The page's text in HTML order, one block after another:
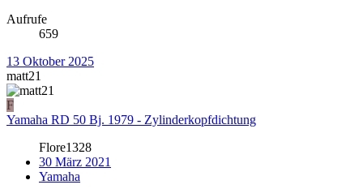
Aufrufe
659
13 Oktober 2025
matt21
F
Yamaha RD 50 Bj. 1979 - Zylinderkopfdichtung
Flore1328
30 März 2021
Yamaha